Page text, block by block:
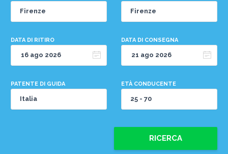
DATA DI RITIRO DATA DI CONSEGNA
PATENTE DI GUIDA ETÀ CONDUCENTE
RICERCA